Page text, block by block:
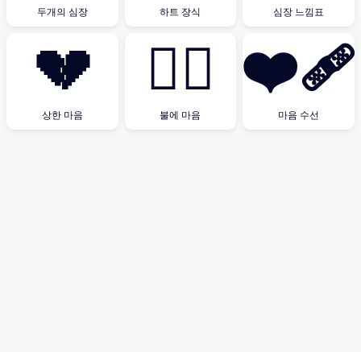
두개의 심장 하트 장식 심장 느낌표
💔
상한 마음
❤️‍🔥
불에 마음
❤️‍🩹
마음 수선